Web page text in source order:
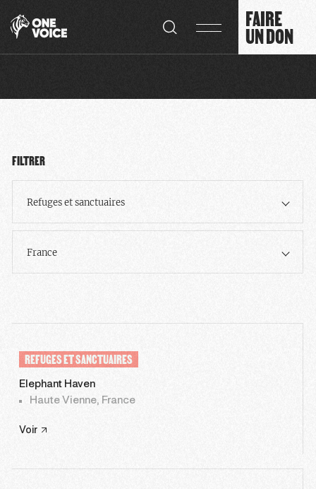
FAIRE
UN DON
FILTRER
Refuges et sanctuaires
France
REFUGES ET SANCTUAIRES
Elephant Haven
Haute Vienne, France
Voir